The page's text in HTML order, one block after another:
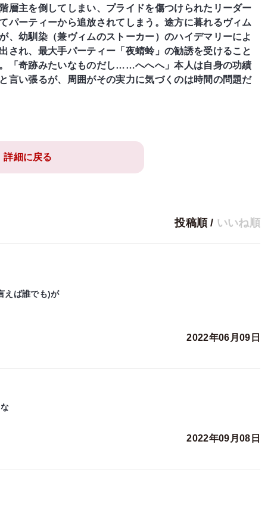
層主を倒してしまい、プライドを傷つけられたリーダー
パーティーから追放されてしまう。途方に暮れるヴィム
、幼馴染（兼ヴィムのストーカー）のハイデマリーによ
され、最大手パーティー「夜蜻蛉」の勧誘を受けること
「奇跡みたいなものだし……へへへ」本人は自身の功績
言い張るが、周囲がその実力に気づくのは時間の問題だ
詳細に戻る
投稿順 / いいね順
えば誰でも)が
2022年06月09日
2022年09月08日